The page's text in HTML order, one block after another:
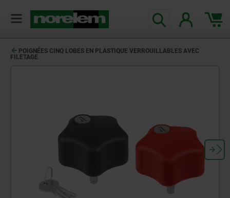
POIGNÉES CINQ LOBES EN PLASTIQUE VERROUILLABLES AVEC
FILETAGE